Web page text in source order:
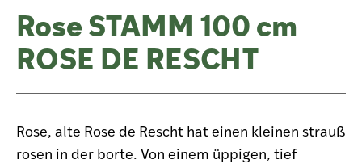
Rose STAMM 100 cm
ROSE DE RESCHT
Rose, alte Rose de Rescht hat einen kleinen strauß
rosen in der borte. Von einem üppigen, tief